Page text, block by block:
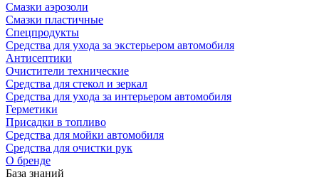
Смазки аэрозоли
Смазки пластичные
Спецпродукты
Средства для ухода за экстерьером автомобиля
Антисептики
Очистители технические
Средства для стекол и зеркал
Средства для ухода за интерьером автомобиля
Герметики
Присадки в топливо
Средства для мойки автомобиля
Средства для очистки рук
О бренде
База знаний